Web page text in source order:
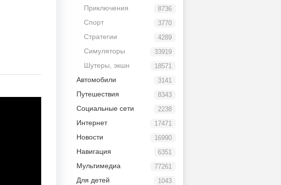
8736
Приключения
3770
Спорт
4289
Стратегии
33919
Симуляторы
18571
Шутеры, экшн
3141
Автомобили
8343
Путешествия
2238
Социальные сети
17471
Интернет
16990
Новости
6351
Навигация
77261
Мультимедиа
1043
Для детей